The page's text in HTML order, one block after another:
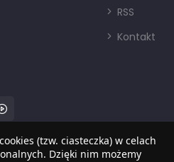
RSS
Kontakt
(tzw. ciasteczka) w celach
Dzięki nim możemy